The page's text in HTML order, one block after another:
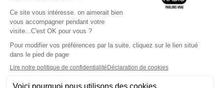
L'application Iphone / Android
Téléchargez l'application
Les cookies
Gestion des cookies